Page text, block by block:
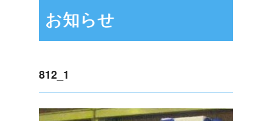
お知らせ
812_1